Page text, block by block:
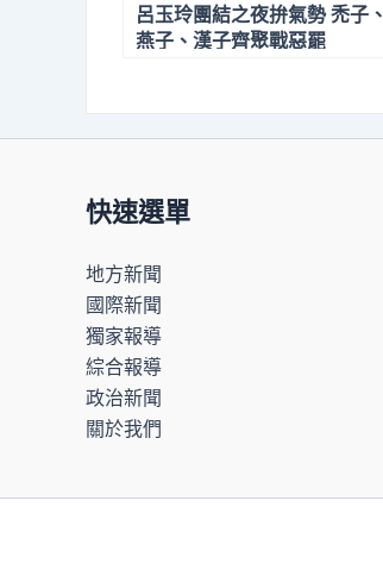
呂玉玲團結之夜拚氣勢 禿子、
燕子、漢子齊聚戰惡罷
快速選單
地方新聞
國際新聞
獨家報導
綜合報導
政治新聞
關於我們